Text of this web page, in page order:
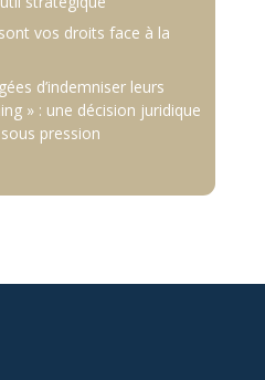
vos droits face à la
d’indemniser leurs
» : une décision juridique
pression